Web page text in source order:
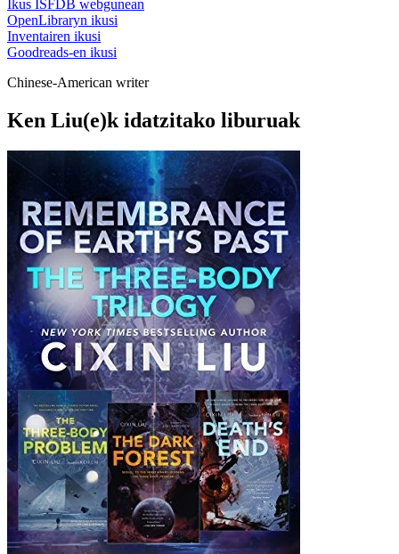
Ikus ISFDB webgunean
OpenLibraryn ikusi
Inventairen ikusi
Goodreads-en ikusi
Chinese-American writer
Ken Liu(e)k idatzitako liburuak